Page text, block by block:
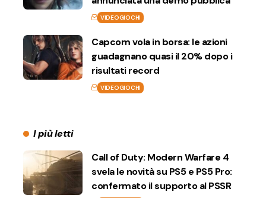
VIDEOGIOCHI
Capcom vola in borsa: le azioni
guadagnano quasi il 20% dopo i
risultati record
VIDEOGIOCHI
I più letti
Call of Duty: Modern Warfare 4
svela le novità su PS5 e PS5 Pro:
confermato il supporto al PSSR